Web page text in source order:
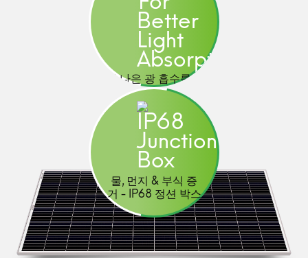
더 나은 광 흡수를위
한 아크 유리
물, 먼지 & 부식 증
거 - IP68 정션 박스